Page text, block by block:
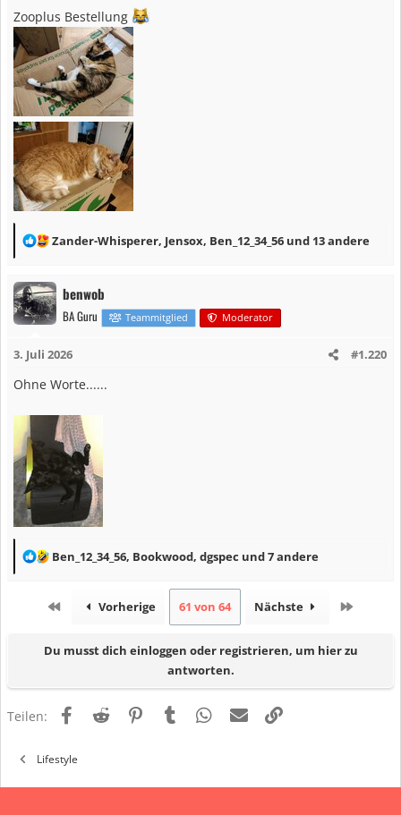
e
n
:
Zooplus Bestellung
R
a
k
t
o
n
n
Zander-Whisperer, Jensox, Ben_12_34_56 und 13 andere
benwob
BA Guru Teammitglied Moderator
3. Juli 2026 #1.220
Ohne Worte......
R
k
i
n
Ben_12_34_56, Bookwood, dgspec und 7 andere
Erste Vorherige 61 von 64 Nächste
Du musst dich einloggen oder registrieren, um hier zu
antworten.
Teilen: FacebookReddit PinterestTumblr WhatsApp
E-Mail
Lifestyle